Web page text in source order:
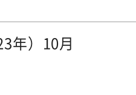
年）10月